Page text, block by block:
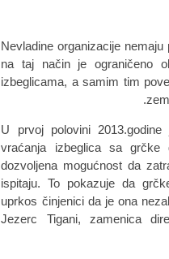
Nevladine organizacije
na taj način je ograničeno
izbeglicama, a samim tim
"U prvoj polovini
vraćanja izbeglica sa
dozvoljena mogućnost da
ispitaju. To pokazuje da
uprkos činjenici da je ona
Jezerc Tigani, zamenica